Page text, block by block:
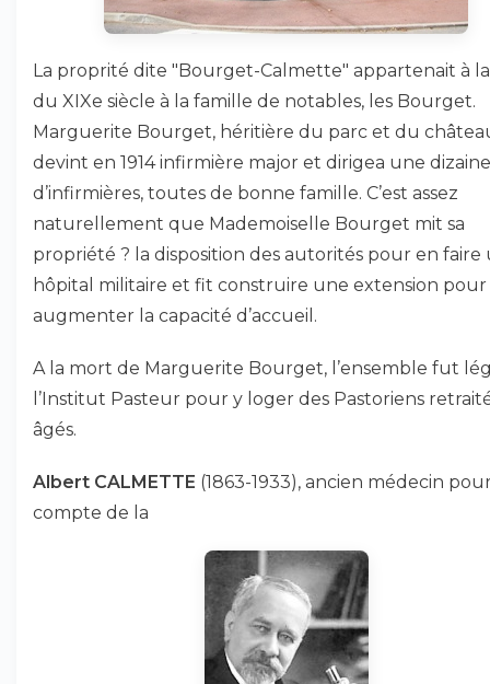
La proprité dite "Bourget-Calmette" appartenait à
du XIXe siècle à la famille de notables, les Bourget.
Marguerite Bourget, héritière du parc et du
devint en 1914 infirmière major et dirigea une dizaine
d’infirmières, toutes de bonne famille. C’est assez
naturellement que Mademoiselle Bourget mit sa
propriété ? la disposition des autorités pour en faire
hôpital militaire et fit construire une extension pour
augmenter la capacité d’accueil.
A la mort de Marguerite Bourget, l’ensemble fut
l’Institut Pasteur pour y loger des Pastoriens
âgés.
Albert CALMETTE (1863-1933), ancien médecin
compte de la